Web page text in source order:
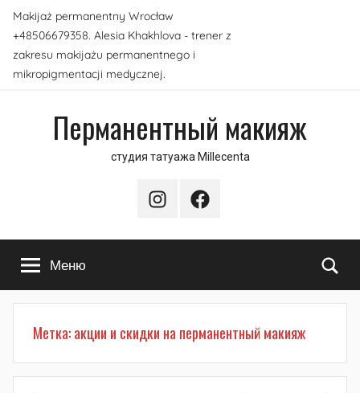
Перейти
содержимому
Makijaż permanentny Wrocław
+48506679358. Alesia Khakhlova - trener z
zakresu makijażu permanentnego i
mikropigmentacji medycznej.
Перманентный макияж
студия татуажа Millecenta
InstagramFacebook
Меню
Метка:акции и скидки на перманентный макияж